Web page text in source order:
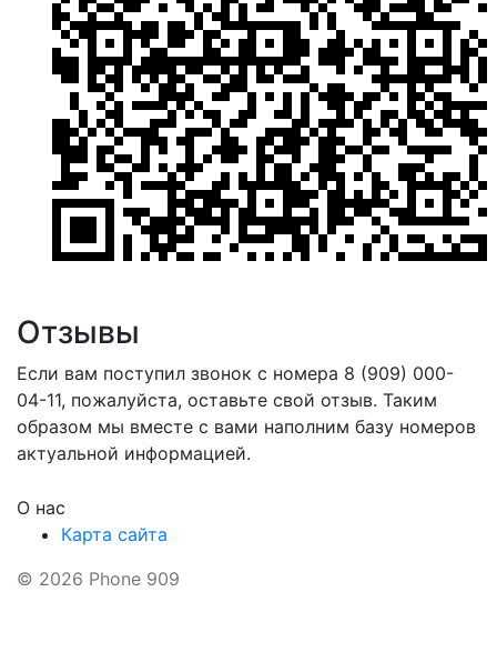
Отзывы
Если вам поступил звонок с номера 8 (909) 000-
04-11, пожалуйста, оставьте свой отзыв. Таким
образом мы вместе с вами наполним базу номеров
актуальной информацией.
О нас
Карта сайта
© 2026 Phone 909